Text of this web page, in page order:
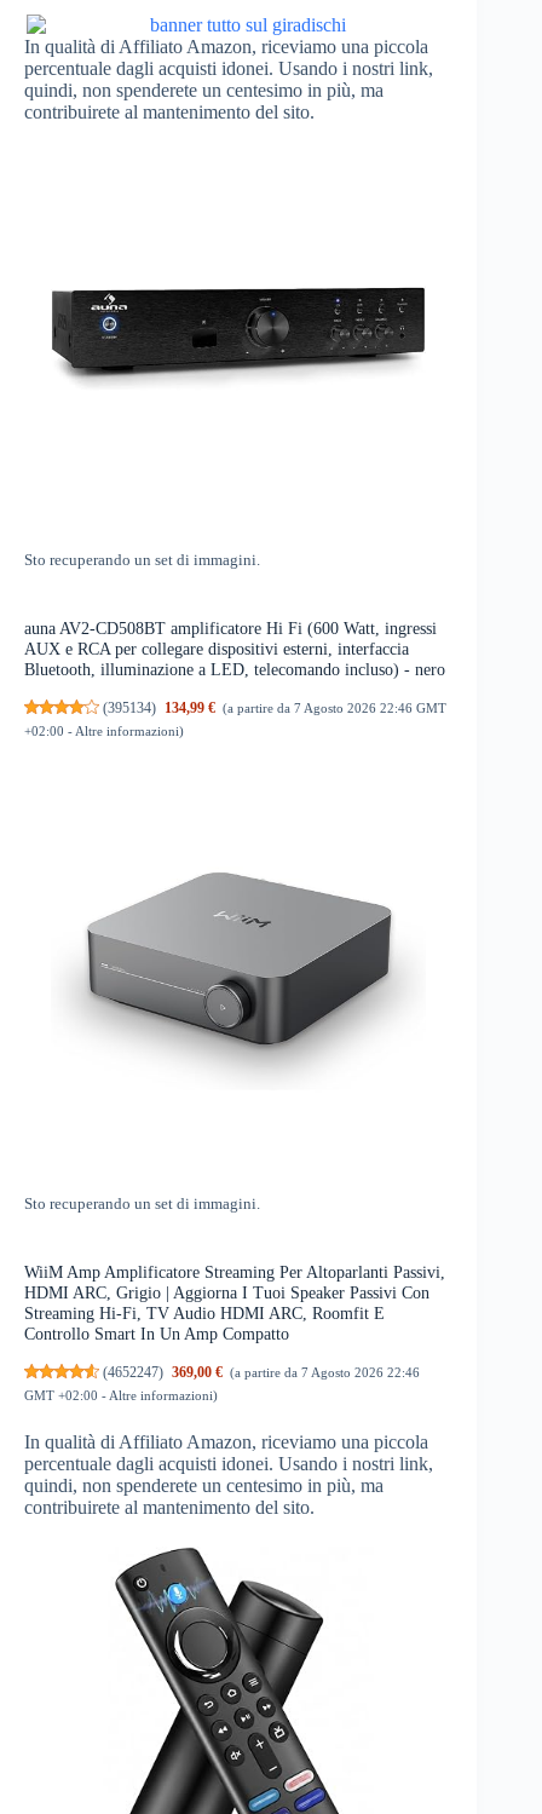
In qualità di Affiliato Amazon, riceviamo una piccola
percentuale dagli acquisti idonei. Usando i nostri link,
quindi, non spenderete un centesimo in più, ma
contribuirete al mantenimento del sito.
Sto recuperando un set di immagini.
auna AV2-CD508BT amplificatore Hi Fi (600 Watt, ingressi
AUX e RCA per collegare dispositivi esterni, interfaccia
Bluetooth, illuminazione a LED, telecomando incluso) - nero
(395134) 134,99 € (a partire da 7 Agosto 2026 22:46 GMT
+02:00 - Altre informazioni)
Sto recuperando un set di immagini.
WiiM Amp Amplificatore Streaming Per Altoparlanti Passivi,
HDMI ARC, Grigio | Aggiorna I Tuoi Speaker Passivi Con
Streaming Hi-Fi, TV Audio HDMI ARC, Roomfit E
Controllo Smart In Un Amp Compatto
(4652247) 369,00 € (a partire da 7 Agosto 2026 22:46
GMT +02:00 - Altre informazioni)
In qualità di Affiliato Amazon, riceviamo una piccola
percentuale dagli acquisti idonei. Usando i nostri link,
quindi, non spenderete un centesimo in più, ma
contribuirete al mantenimento del sito.